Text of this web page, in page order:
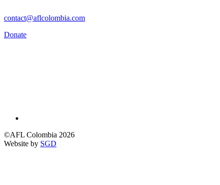
contact@aflcolombia.com
Donate
©AFL Colombia 2026
Website by SGD